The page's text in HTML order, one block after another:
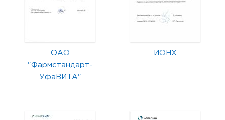
ОАО
"Фармстандарт-
УфаВИТА"
ИОНХ